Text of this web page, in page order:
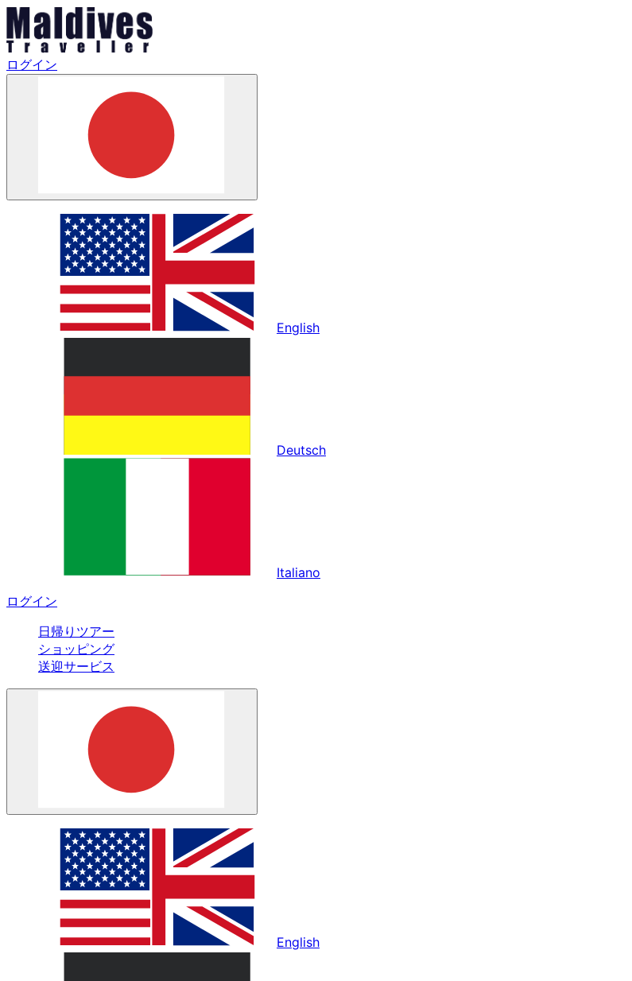
ログイン
English
Deutsch
Italiano
ログイン
日帰りツアー
ショッピング
送迎サービス
English